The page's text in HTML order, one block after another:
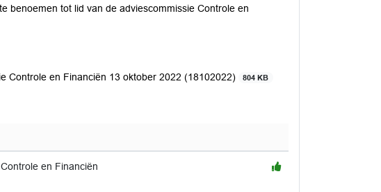
benoemen tot lid van de adviescommissie Controle en
Controle en Financiën 13 oktober 2022 (18102022)
804 KB
en Financiën